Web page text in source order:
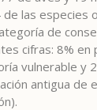
las especies
de
cifras: 8% en
vulnerable y
antigua de